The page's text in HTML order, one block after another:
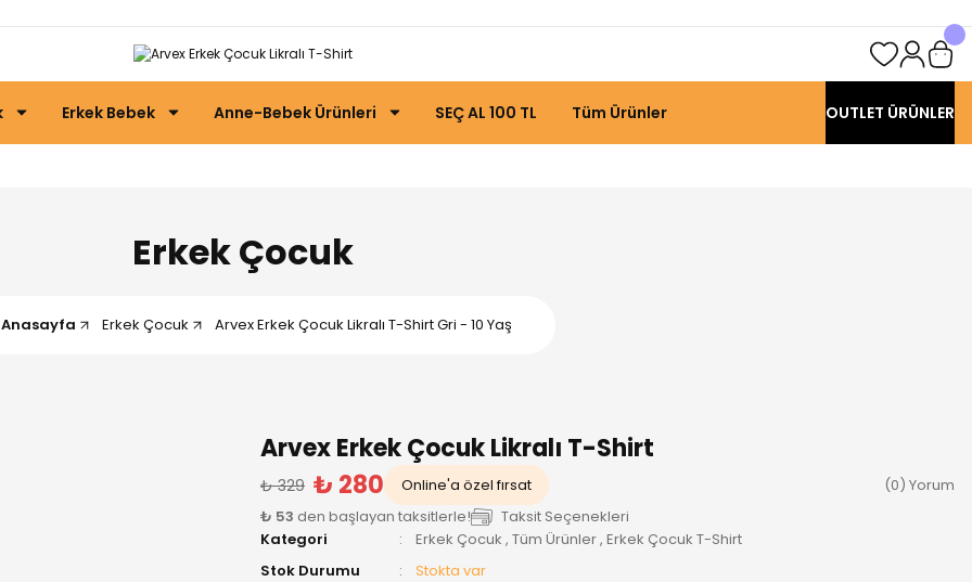
Erkek Bebek Anne-Bebek Ürünleri SEÇ AL 100 TL Tüm Ürünler OUTLET ÜRÜNLER
Erkek Çocuk
Anasayfa Erkek Çocuk Arvex Erkek Çocuk Likralı T-Shirt Gri - 10 Yaş
Arvex Erkek Çocuk Likralı T-Shirt
₺ 329 ₺ 280 Online'a özel fırsat
(0) Yorum
₺ 53 den başlayan taksitlerle!
Taksit Seçenekleri
Kategori
Erkek Çocuk , Tüm Ürünler, Erkek Çocuk T-Shirt
Stok Durumu
Stokta var